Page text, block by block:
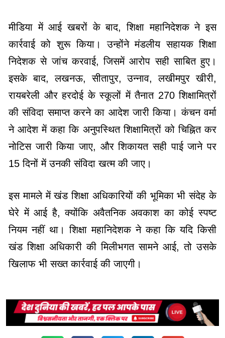
मीडिया में आई खबरों के बाद, शिक्षा महानिदेशक ने इस
कार्रवाई को शुरू किया। उन्होंने मंडलीय सहायक शिक्षा
निदेशक से जांच करवाई, जिसमें आरोप सही साबित हुए।
इसके बाद, लखनऊ, सीतापुर, उन्नाव, लखीमपुर खीरी,
रायबरेली और हरदोई के स्कूलों में तैनात 270 शिक्षामित्रों
की संविदा समाप्त करने का आदेश जारी किया। कंचन वर्मा
ने आदेश में कहा कि अनुपस्थित शिक्षामित्रों को चिह्नित कर
नोटिस जारी किया जाए, और शिकायत सही पाई जाने पर
15 दिनों में उनकी संविदा खत्म की जाए।
इस मामले में खंड शिक्षा अधिकारियों की भूमिका भी संदेह के
घेरे में आई है, क्योंकि अवैतनिक अवकाश का कोई स्पष्ट
नियम नहीं था। शिक्षा महानिदेशक ने कहा कि यदि किसी
खंड शिक्षा अधिकारी की मिलीभगत सामने आई, तो उसके
खिलाफ भी सख्त कार्रवाई की जाएगी।